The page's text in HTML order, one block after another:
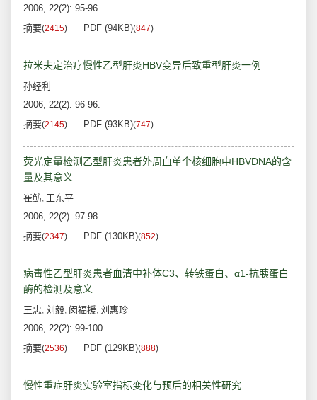
2006, 22(2): 95-96.
摘要(2415) PDF (94KB)(847)
拉米夫定治疗慢性乙型肝炎HBV变异后致重型肝炎一例
孙经利
2006, 22(2): 96-96.
摘要(2145) PDF (93KB)(747)
荧光定量检测乙型肝炎患者外周血单个核细胞中HBVDNA的含
量及其意义
崔鲂, 王东平
2006, 22(2): 97-98.
摘要(2347) PDF (130KB)(852)
病毒性乙型肝炎患者血清中补体C3、转铁蛋白、α1-抗胰蛋白
酶的检测及意义
王忠, 刘毅, 闵福援, 刘惠珍
2006, 22(2): 99-100.
摘要(2536) PDF (129KB)(888)
慢性重症肝炎实验室指标变化与预后的相关性研究